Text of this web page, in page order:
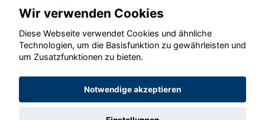
© konjunkturmotor.de GmbH 2020 - 2026
Wir verwenden Cookies
Diese Webseite verwendet Cookies und ähnliche
Technologien, um die Basisfunktion zu gewährleisten und
um Zusatzfunktionen zu bieten.
Notwendige akzeptieren